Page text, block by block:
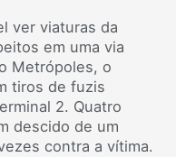
ver viaturas da
em uma via
Metrópoles, o
tiros de fuzis
2. Quatro
descido de um
contra a vítima.